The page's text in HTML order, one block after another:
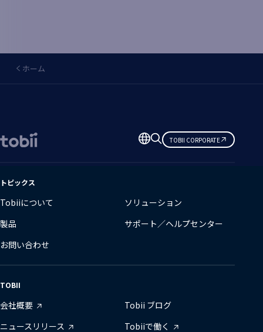
ホーム
言
語
更
TOBII CORPORATE
トピックス
Tobiiについて
ソリューション
製品
サポート／ヘルプセンター
お問い合わせ
TOBII
会社概要
Tobii ブログ
ニュースリリース
Tobiiで働く